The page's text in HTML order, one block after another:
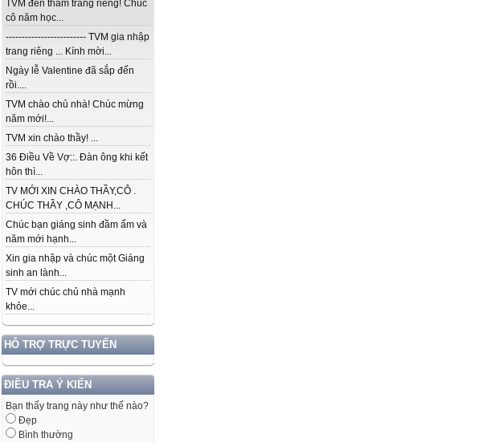
TVM đến thăm trang riêng! Chúc
cô năm học...
------------------------- TVM gia nhập
trang riêng ... Kính mời...
Ngày lễ Valentine đã sắp đến
rồi....
TVM chào chủ nhà! Chúc mừng
năm mới!...
TVM xin chào thầy! ...
36 Điều Về Vợ::. Đàn ông khi kết
hôn thì...
TV MỚI XIN CHÀO THẦY,CÔ .
CHÚC THẦY ,CÔ MẠNH...
Chúc bạn giáng sinh đầm ấm và
năm mới hạnh...
Xin gia nhập và chúc một Giáng
sinh an lành...
TV mới chúc chủ nhà mạnh
khỏe...
HỖ TRỢ TRỰC TUYẾN
ĐIỀU TRA Ý KIẾN
Bạn thấy trang này như thế nào?
Đẹp
Bình thường